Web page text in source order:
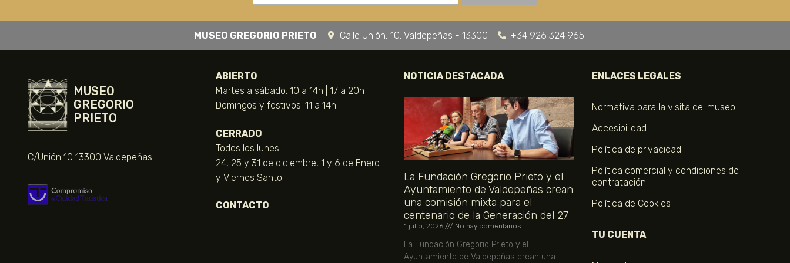
MUSEO GREGORIO PRIETO Calle Unión, 10. Valdepeñas - 13300 +34 926 324 965
MUSEO
GREGORIO
PRIETO
C/Unión 10 13300 Valdepeñas
ABIERTO
Martes a sábado: 10 a 14h | 17 a 20h
Domingos y festivos: 11 a 14h
CERRADO
Todos los lunes
24, 25 y 31 de diciembre, 1 y 6 de Enero
y Viernes Santo
CONTACTO
NOTICIA DESTACADA
La Fundación Gregorio Prieto y el
Ayuntamiento de Valdepeñas crean
una comisión mixta para el
centenario de la Generación del 27
1 julio, 2026 No hay comentarios
La Fundación Gregorio Prieto y el
Ayuntamiento de Valdepeñas crean una
ENLACES LEGALES
Normativa para la visita del museo
Accesibilidad
Política de privacidad
Política comercial y condiciones de
contratación
Política de Cookies
TU CUENTA